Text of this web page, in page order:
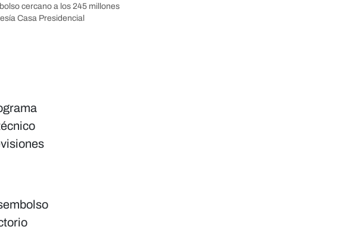
cercano a los 245 millones
Casa Presidencial